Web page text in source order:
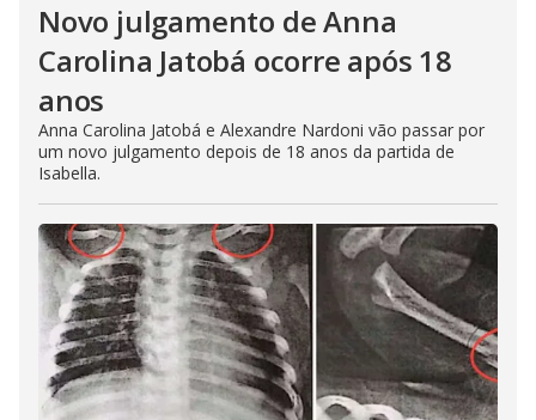
Novo julgamento de Anna
Carolina Jatobá ocorre após 18
anos
Anna Carolina Jatobá e Alexandre Nardoni vão passar por
um novo julgamento depois de 18 anos da partida de
Isabella.